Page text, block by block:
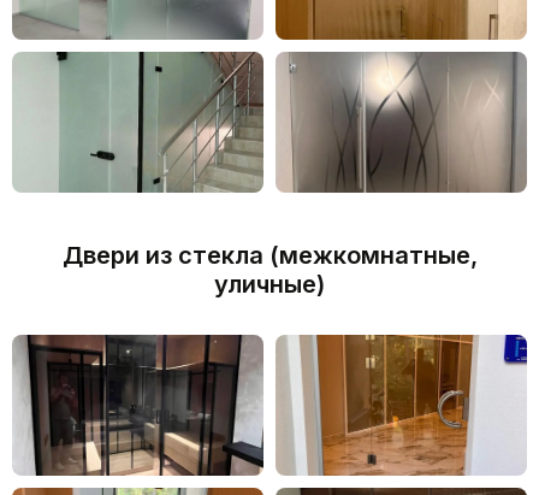
Двери из стекла (межкомнатные,
уличные)